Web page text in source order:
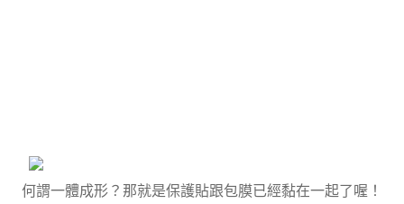
何謂一體成形？那就是保護貼跟包膜已經黏在一起了喔！